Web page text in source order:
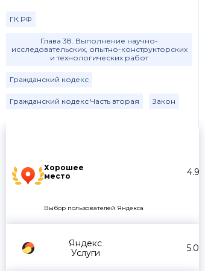
Хорошее
место
4.9
Выбор пользователей Яндекса
Яндекс
Услуги
5.0
ГК РФ
Глава 38. Выполнение научно-
исследовательских, опытно-конструкторских
и технологических работ
Гражданский кодекс
Гражданский кодекс Часть вторая Закон